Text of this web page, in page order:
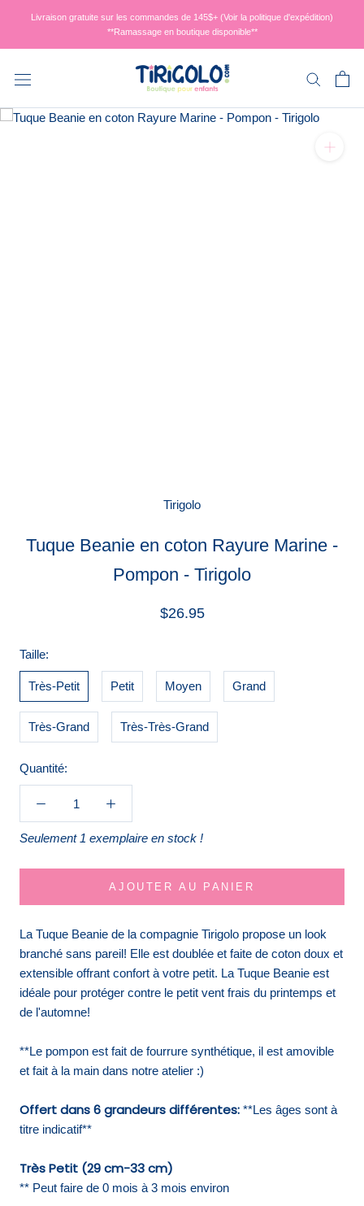
contenu
Livraison gratuite sur les commandes de 145$+ (Voir la politique d'expédition)
**Ramassage en boutique disponible**
Tirigolo
Tuque Beanie en coton Rayure Marine -
Pompon - Tirigolo
$26.95
Taille:
Très-Petit Petit Moyen Grand
Très-Grand Très-Très-Grand
Quantité:
Seulement 1 exemplaire en stock !
AJOUTER AU PANIER
La Tuque Beanie de la compagnie Tirigolo propose un look
branché sans pareil! Elle est doublée et faite de coton doux et
extensible offrant confort à votre petit. La Tuque Beanie est
idéale pour protéger contre le petit vent frais du printemps et
de l'automne!
**Le pompon est fait de fourrure synthétique, il est amovible
et fait à la main dans notre atelier :)
Offert dans 6 grandeurs différentes: **Les âges sont à
titre indicatif**
Très Petit (29 cm-33 cm)
** Peut faire de 0 mois à 3 mois environ